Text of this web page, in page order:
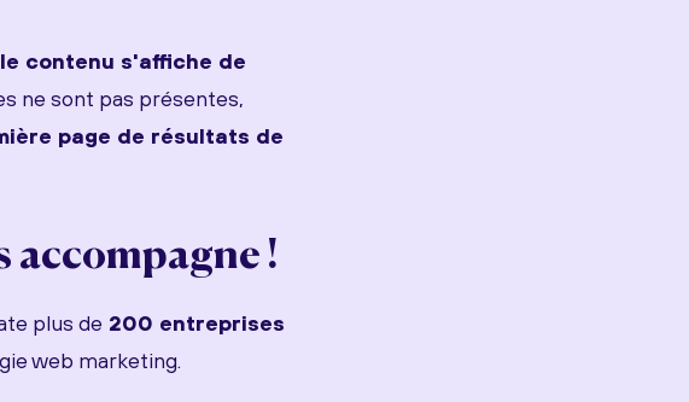
contenu s'affiche de
ne sont pas présentes,
page de résultats de
accompagne !
plus de 200 entreprises
web marketing.